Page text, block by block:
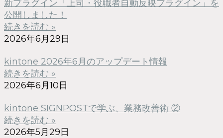
新プラグイン「上司・役職者自動反映プラグイン」を
公開しました！
続きを読む »
2026年6月29日
kintone 2026年6月のアップデート情報
続きを読む »
2026年6月10日
kintone SIGNPOSTで学ぶ、業務改善術 ②
続きを読む »
2026年5月29日